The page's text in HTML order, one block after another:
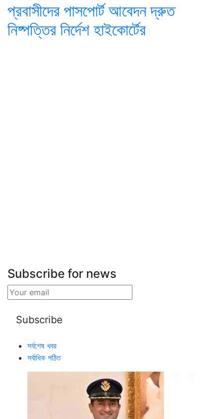
প্রবাসীদের পাসপোর্ট আবেদন দ্রুত
নিষ্পত্তির নির্দেশ হাইকোর্টের
Subscribe for news
সর্বশেষ খবর
সর্বাধিক পঠিত